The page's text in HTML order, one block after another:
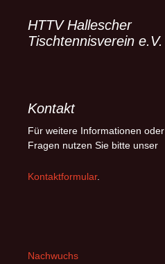
HTTV Hallescher
Tischtennisverein e.V.
Kontakt
Für weitere Informationen oder
Fragen nutzen Sie bitte unser
Kontaktformular.
Nachwuchs